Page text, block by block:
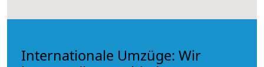
Internationale Umzüge: Wir